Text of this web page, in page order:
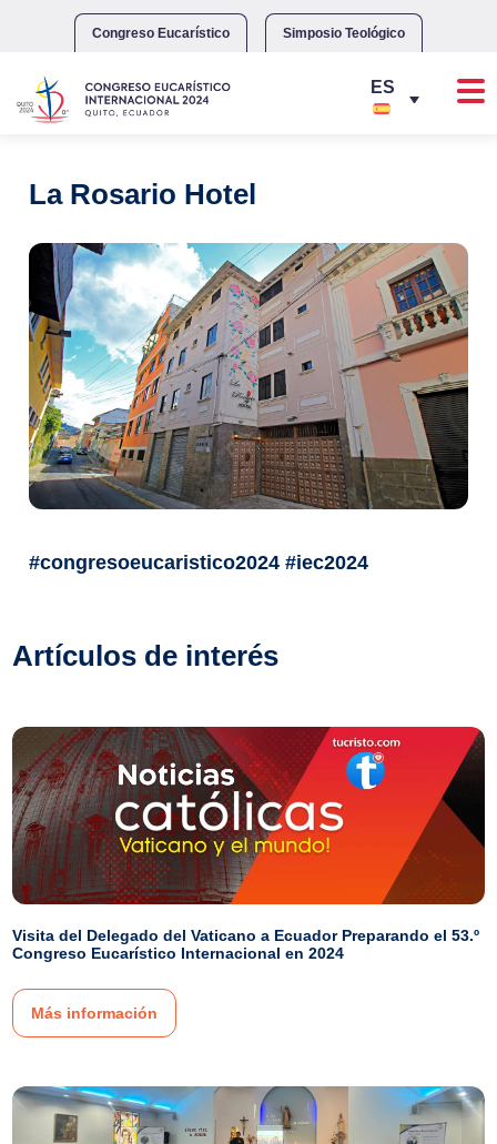
Congreso Eucarístico Simposio Teológico
La Rosario Hotel
#congresoeucaristico2024 #iec2024
Artículos de interés
Visita del Delegado del Vaticano a Ecuador Preparando el 53.º
Congreso Eucarístico Internacional en 2024
Más información